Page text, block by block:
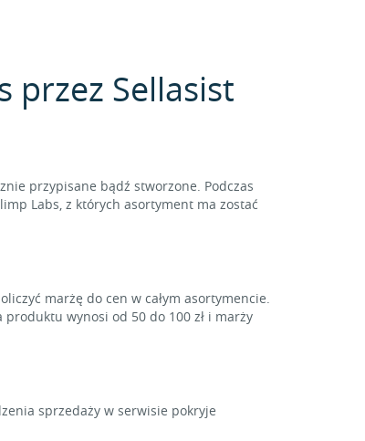
przez Sellasist
przypisane bądź stworzone. Podczas
Labs, z których asortyment ma zostać
marżę do cen w całym asortymencie.
wynosi od 50 do 100 zł i marży
sprzedaży w serwisie pokryje